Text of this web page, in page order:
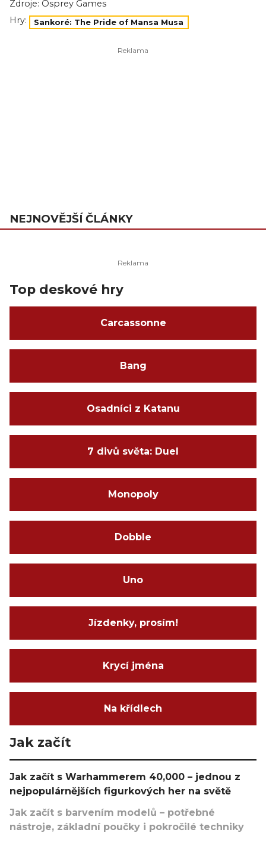
Zdroje: Osprey Games
Hry:
Sankoré: The Pride of Mansa Musa
NEJNOVĚJŠÍ ČLÁNKY
Top deskové hry
Carcassonne
Bang
Osadníci z Katanu
7 divů světa: Duel
Monopoly
Dobble
Uno
Jízdenky, prosím!
Krycí jména
Na křídlech
Jak začít
Jak začít s Warhammerem 40,000 – jednou z
nejpopulárnějších figurkových her na světě
Jak začít s barvením modelů – potřebné
nástroje, základní poučky i pokročilé techniky